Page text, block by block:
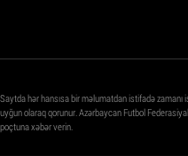
Saytda hər hansısa bir məlumatdan istifadə
uyğun olaraq qorunur. Azərbaycan Futbol
poçtuna xəbər verin.